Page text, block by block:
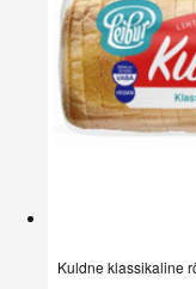
Kuldne klassikaline